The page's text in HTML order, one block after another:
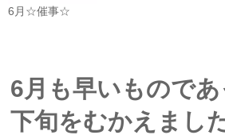
6月☆催事☆
6月も早いもので
下旬をむかえまし